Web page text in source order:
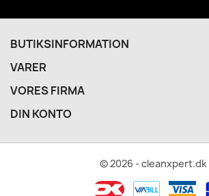
BUTIKSINFORMATION
VARER
VORES FIRMA
DIN KONTO
© 2026 - cleanxpert.dk